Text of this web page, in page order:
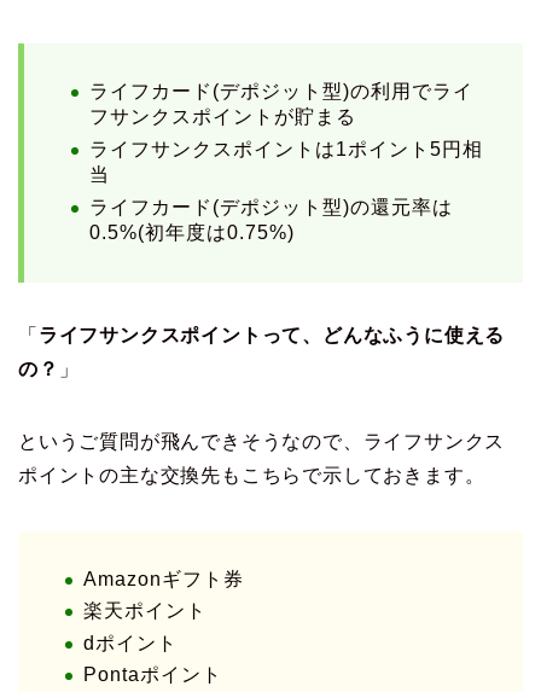
ライフカード(デポジット型)の利用でライ
フサンクスポイントが貯まる
ライフサンクスポイントは1ポイント5円相
当
ライフカード(デポジット型)の還元率は
0.5%(初年度は0.75%)
「 ライフサンクスポイントって、どんなふうに使える
の？ 」
というご質問が飛んできそうなので、ライフサンクス
ポイントの主な交換先もこちらで示しておきます。
Amazonギフト券
楽天ポイント
dポイント
Pontaポイント